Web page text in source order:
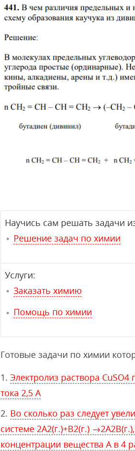
Научись сам решать задачи
Решение задач по химии
Услуги:
Заказать химию
Помощь по химии
Готовые задачи по химии
Электролиз раствора
тока 2,5 А
Во сколько раз следует
системе 2А2(г.)+В2(г.)
концентрации вещества А в 4